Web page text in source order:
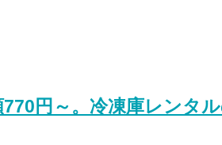
円～。冷凍庫レンタ